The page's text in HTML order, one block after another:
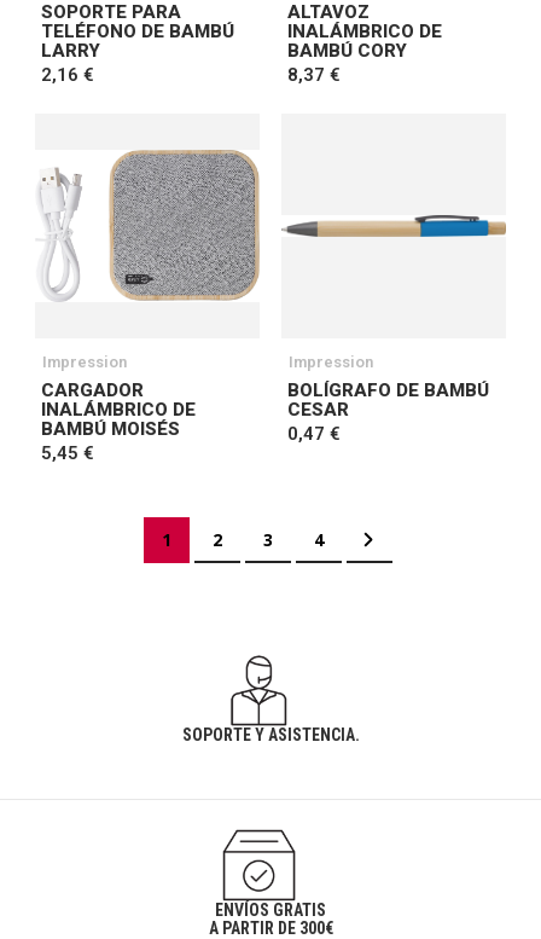
SOPORTE PARA
TELÉFONO DE BAMBÚ
LARRY
2,16 €
ALTAVOZ
INALÁMBRICO DE
BAMBÚ CORY
8,37 €
Impression
CARGADOR
INALÁMBRICO DE
BAMBÚ MOISÉS
5,45 €
Impression
BOLÍGRAFO DE BAMBÚ
CESAR
0,47 €
Actualmente estás leyendo página
1 Página
2 Página
3 Página
4 Página
Siguiente
SOPORTE Y ASISTENCIA.
ENVÍOS GRATIS
A PARTIR DE 300€